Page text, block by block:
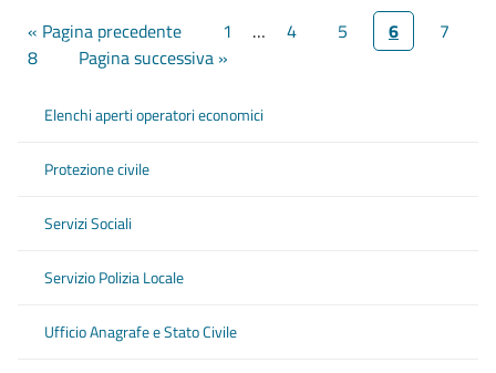
« Pagina precedente 1 … 4 5 6
7
8
Pagina successiva »
Elenchi aperti operatori economici
Protezione civile
Servizi Sociali
Servizio Polizia Locale
Ufficio Anagrafe e Stato Civile